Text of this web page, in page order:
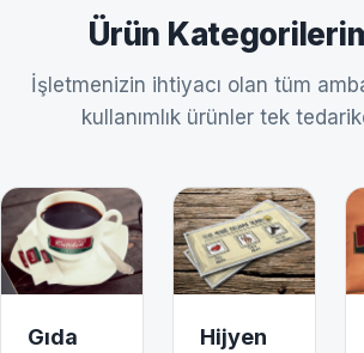
Ürün
İşletmenizin ihtiyacı olan tüm
kullanımlık ürünler tek
Gıda
Hijyen